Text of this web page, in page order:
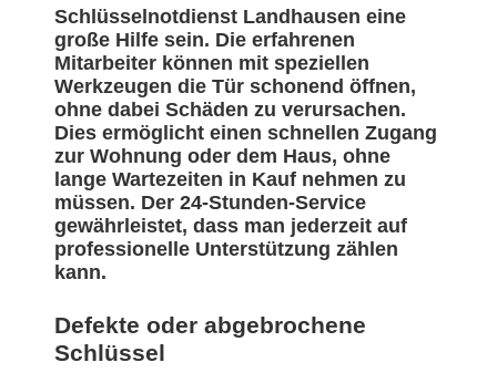
Schlüsselnotdienst Landhausen eine
große Hilfe sein. Die erfahrenen
Mitarbeiter können mit speziellen
Werkzeugen die Tür schonend öffnen,
ohne dabei Schäden zu verursachen.
Dies ermöglicht einen schnellen Zugang
zur Wohnung oder dem Haus, ohne
lange Wartezeiten in Kauf nehmen zu
müssen. Der 24-Stunden-Service
gewährleistet, dass man jederzeit auf
professionelle Unterstützung zählen
kann.
Defekte oder abgebrochene
Schlüssel